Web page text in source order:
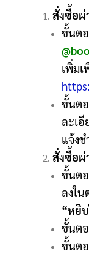
สั่งซื้อผ่
ขั้นต
เพิ่ม
ขั้นต
ละเ
แจ้งช
สั่งซื้อผ่
ขั้นต
ลงใ
“หยิ
ขั้นต
ขั้นต